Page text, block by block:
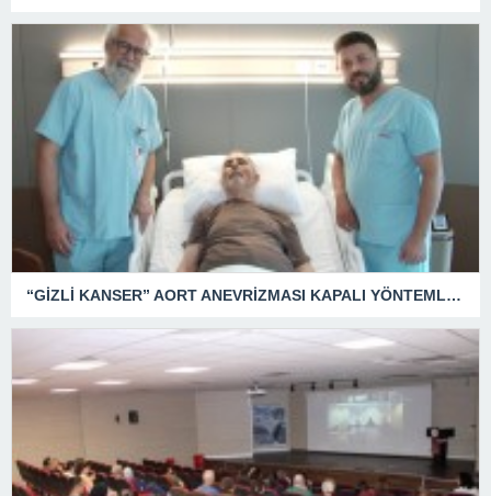
“GİZLİ KANSER” AORT ANEVRİZMASI KAPALI YÖNTEMLE TEDAVİ EDİLDİ